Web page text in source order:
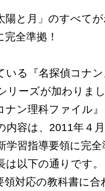
陽と月」のすべて
全準拠！
いる『名探偵コナ
リーズが加わりま
ナン理科ファイル
容は、2011年４
学習指導要領に完
は以下の通りです。
領対応の教科書に合